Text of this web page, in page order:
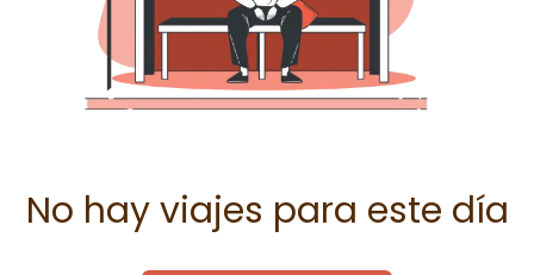
No hay viajes para este día